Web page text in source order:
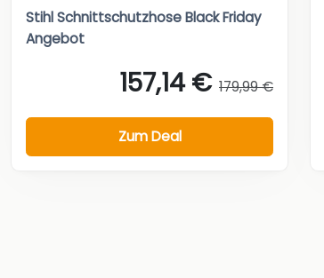
Stihl Schnittschutzhose Black Friday
Angebot
157,14 € 179,99 €
Zum Deal